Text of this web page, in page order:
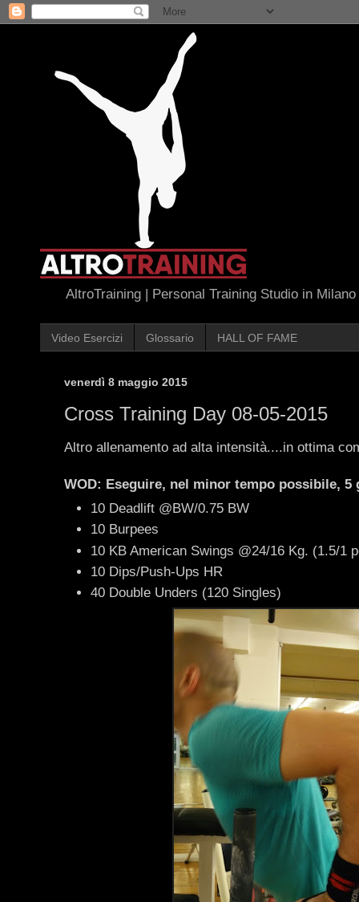
AltroTraining | Personal Training Studio in Milano
Video Esercizi Glossario HALL OF FAME
venerdì 8 maggio 2015
Cross Training Day 08-05-2015
Altro allenamento ad alta intensità....in ottima
WOD: Eseguire, nel minor tempo possibile,
10 Deadlift @BW/0.75 BW
10 Burpees
10 KB American Swings @24/16 Kg. (1.5/1
10 Dips/Push-Ups HR
40 Double Unders (120 Singles)